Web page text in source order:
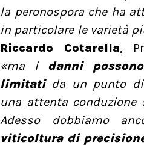
la peronospora che ha
in particolare le varietà
Riccardo Cotarella,
«ma i danni
limitati da un punto
una attenta conduzione
Adesso dobbiamo
viticoltura di